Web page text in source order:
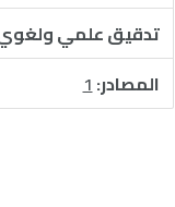
تدقيق علمي
المصادر:1